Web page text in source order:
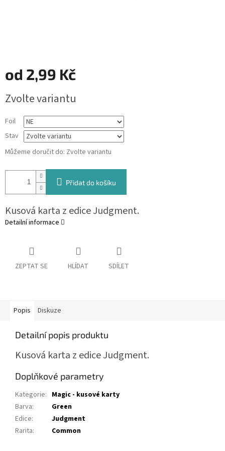
od 2,99 Kč
cena:
Zvolte variantu
Foil
Stav
Můžeme doručit do: Zvolte variantu
Přidat do košíku
Kusová karta z edice Judgment.
Detailní informace
ZEPTAT SE HLÍDAT SDÍLET
Popis Diskuze
Detailní popis produktu
Kusová karta z edice Judgment.
Doplňkové parametry
Kategorie: Magic - kusové karty
Barva:
Green
Edice:
Judgment
Rarita: Common